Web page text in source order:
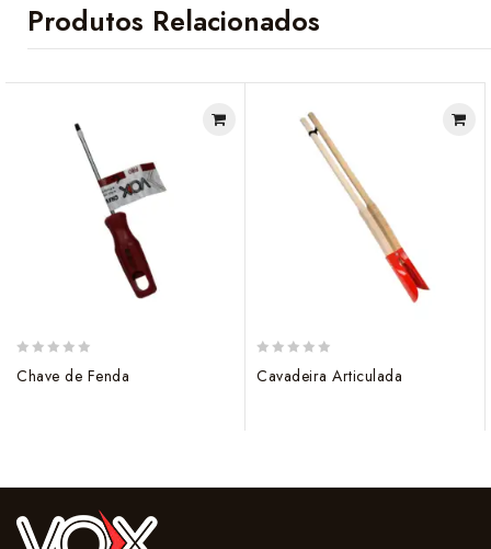
Produtos Relacionados
out
Chave de Fenda
out
Cavadeira Articulada